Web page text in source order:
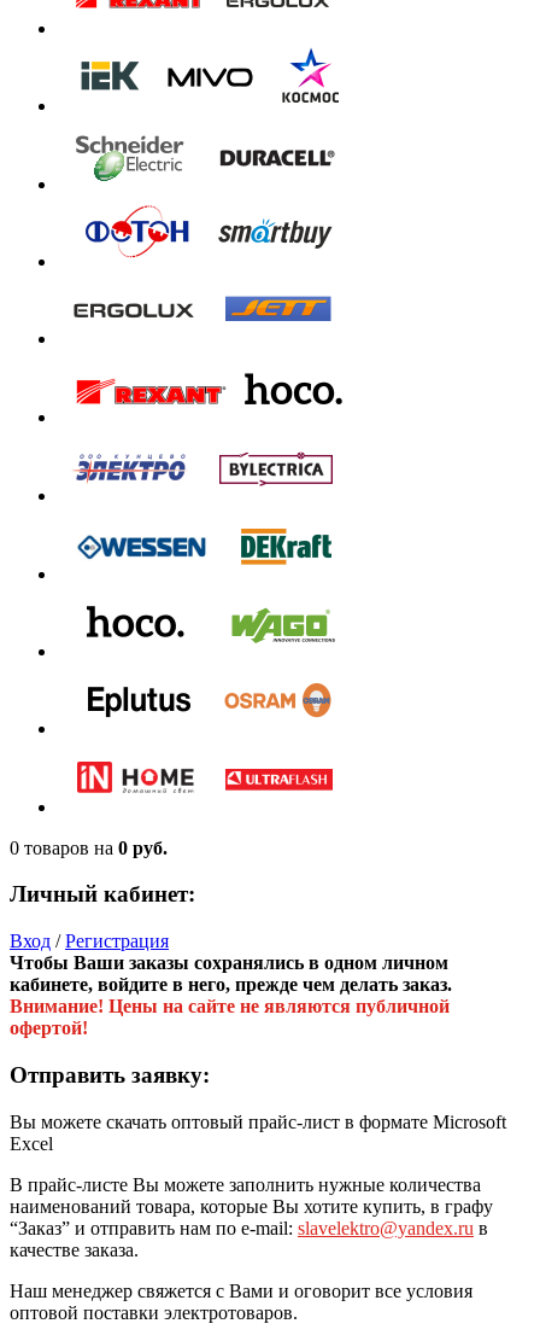
0 товаров на 0 руб.
Личный кабинет:
Вход /Регистрация
Чтобы Ваши заказы сохранялись в одном личном
кабинете, войдите в него, прежде чем делать заказ.
Внимание! Цены на сайте не являются публичной
офертой!
Отправить заявку:
Вы можете скачать оптовый прайс-лист в формате Microsoft
Excel
В прайс-листе Вы можете заполнить нужные количества
наименований товара, которые Вы хотите купить, в графу
“Заказ” и отправить нам по e-mail: slavelektro@yandex.ru в
качестве заказа.
Наш менеджер свяжется с Вами и оговорит все условия
оптовой поставки электротоваров.